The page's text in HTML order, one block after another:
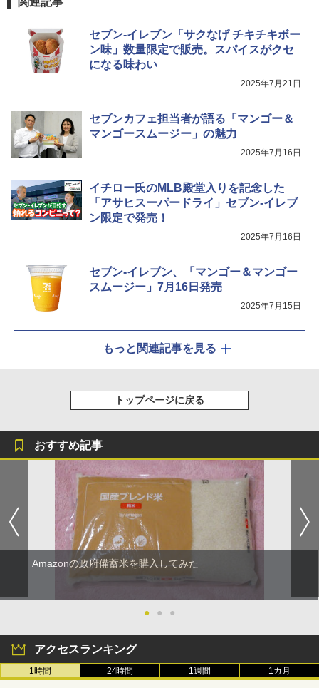
セブン-イレブン「サクなげ チキチキボー
ン味」数量限定で販売。スパイスがクセ
になる味わい
2025年7月21日
セブンカフェ担当者が語る「マンゴー＆
マンゴースムージー」の魅力
2025年7月16日
イチロー氏のMLB殿堂入りを記念した
「アサヒスーパードライ」セブン-イレブ
ン限定で発売！
2025年7月16日
セブン-イレブン、「マンゴー＆マンゴー
スムージー」7月16日発売
2025年7月15日
もっと関連記事を見る
トップページに戻る
おすすめ記事
Amazonの政府備蓄米を購入してみた
● ● ●
アクセスランキング
1時間 24時間 1週間 1カ月